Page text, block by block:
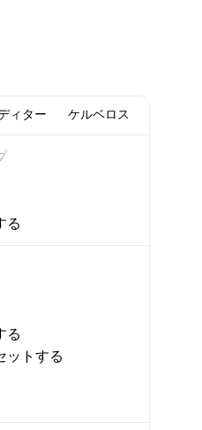
ィター ケルベロス
る
る
ットする